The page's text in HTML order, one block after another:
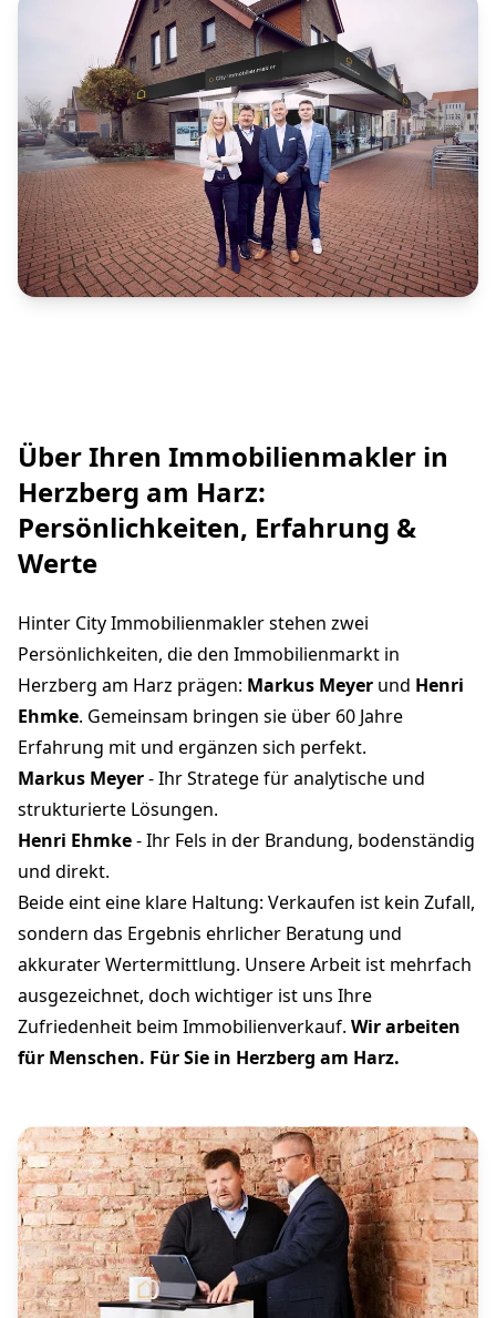
Über Ihren Immobilienmakler in
Herzberg am Harz:
Persönlichkeiten, Erfahrung &
Werte
Hinter City Immobilienmakler stehen zwei
Persönlichkeiten, die den Immobilienmarkt in
Herzberg am Harz prägen: Markus Meyer und Henri
Ehmke. Gemeinsam bringen sie über 60 Jahre
Erfahrung mit und ergänzen sich perfekt.
Markus Meyer- Ihr Stratege für analytische und
strukturierte Lösungen.
Henri Ehmke- Ihr Fels in der Brandung, bodenständig
und direkt.
Beide eint eine klare Haltung: Verkaufen ist kein Zufall,
sondern das Ergebnis ehrlicher Beratung und
akkurater Wertermittlung. Unsere Arbeit ist mehrfach
ausgezeichnet, doch wichtiger ist uns Ihre
Zufriedenheit beim Immobilienverkauf. Wir arbeiten
für Menschen. Für Sie in Herzberg am Harz.